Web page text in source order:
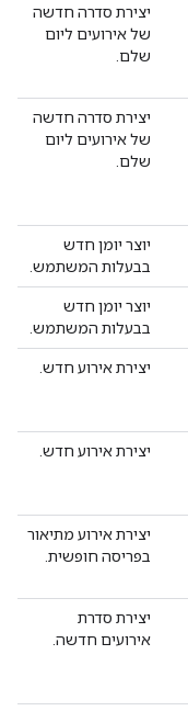
יצירת סדרה חדשה
של אירועים ליום
שלם.
יצירת סדרה חדשה
של אירועים ליום
שלם.
יוצר יומן חדש
בבעלות המשתמש.
יוצר יומן חדש
בבעלות המשתמש.
יצירת אירוע חדש.
יצירת אירוע חדש.
יצירת אירוע מתיאור
בפריסה חופשית.
יצירת סדרת
אירועים חדשה.